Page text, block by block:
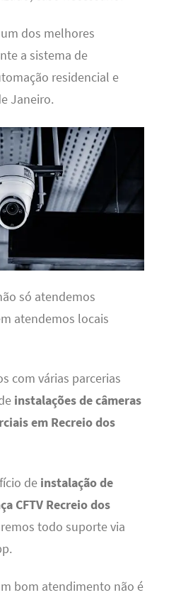
dos melhores
a sistema de
residencial e
Janeiro.
só atendemos
atendemos locais
com várias parcerias
instalações de câmeras
em Recreio dos
de instalação de
CFTV Recreio dos
todo suporte via
bom atendimento não é